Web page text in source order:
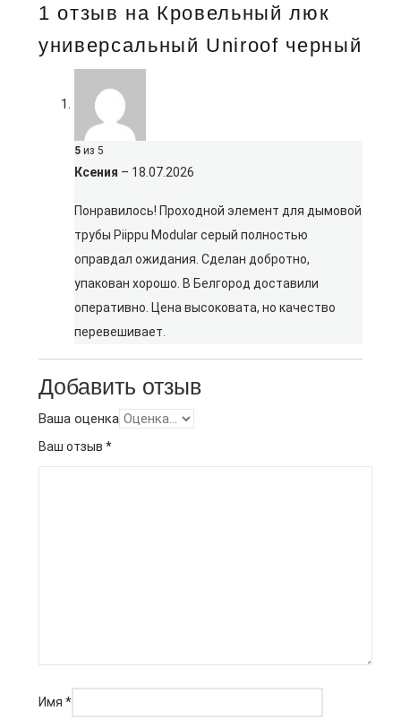
1 отзыв на Кровельный люк
универсальный Uniroof черный
5 из 5
Ксения – 18.07.2026
Понравилось! Проходной элемент для дымовой
трубы Piippu Modular серый полностью
оправдал ожидания. Сделан добротно,
упакован хорошо. В Белгород доставили
оперативно. Цена высоковата, но качество
перевешивает.
Добавить отзыв
Ваша оценка
Ваш отзыв *
Имя *